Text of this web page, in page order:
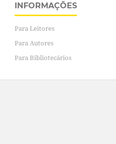
INFORMAÇÕES
Para Leitores
Para Autores
Para Bibliotecários